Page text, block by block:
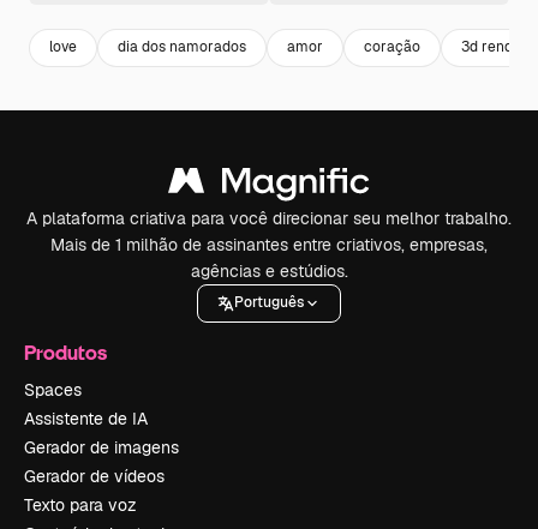
love dia dos namorados amor coração 3d render
A plataforma criativa para você direcionar seu melhor trabalho.
Mais de 1 milhão de assinantes entre criativos, empresas,
agências e estúdios.
Português
Produtos
Spaces
Assistente de IA
Gerador de imagens
Gerador de vídeos
Texto para voz